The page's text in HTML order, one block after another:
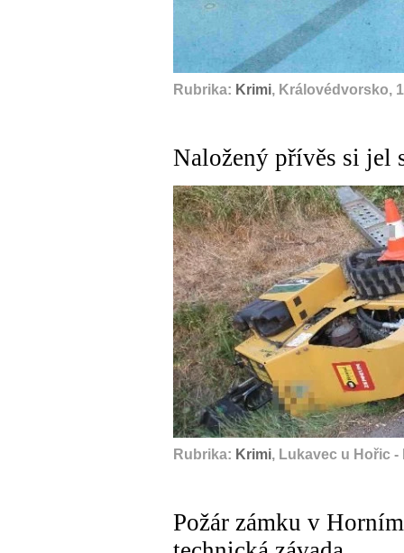
Rubrika: Krimi, Královédvorsko,
Naložený přívěs si jel
Rubrika: Krimi, Lukavec u Hořic -
Požár zámku v